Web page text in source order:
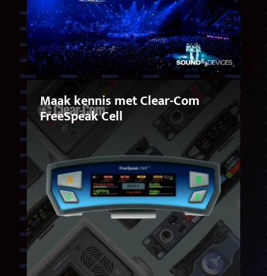
Maak kennis met Clear-Com
FreeSpeak Cell